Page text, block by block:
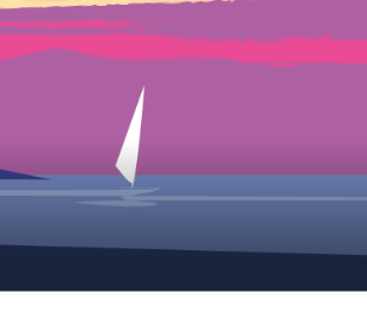
Beach
l'édition 2021